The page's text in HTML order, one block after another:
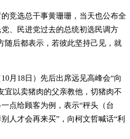
竞选总干事黄珊珊，当天也公布全
、民进党过去的总统初选民调方
随后都表示，若彼此坚持己见，就
月18日）先后出席远见高峰会“向
宜以卖猪肉的父亲教他，切猪肉不
点给顾客为例，表示“秤头（台
人才会再来买”，向柯文哲喊话“利